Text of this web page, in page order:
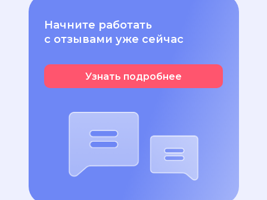
Начните работать
с отзывами уже сейчас
Узнать подробнее